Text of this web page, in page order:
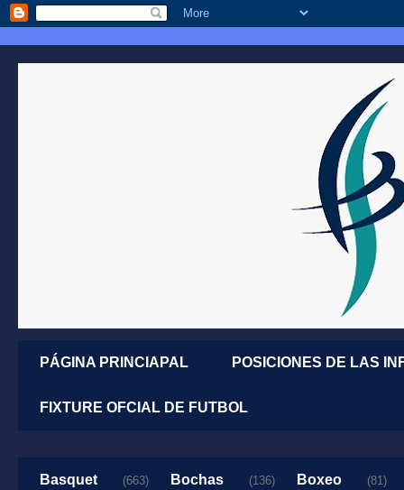
PÁGINA PRINCIAPAL POSICIONES DE LAS
FIXTURE OFCIAL DE FUTBOL
Basquet (663) Bochas (136) Boxeo (81)